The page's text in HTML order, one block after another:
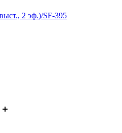
2 эф.)/SF-395